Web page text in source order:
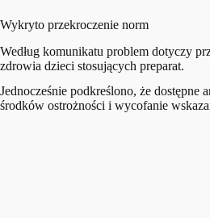
Wykryto przekroczenie norm
Według komunikatu problem dotyczy
zdrowia dzieci stosujących preparat.
Jednocześnie podkreślono, że
środków ostrożności i wycofanie